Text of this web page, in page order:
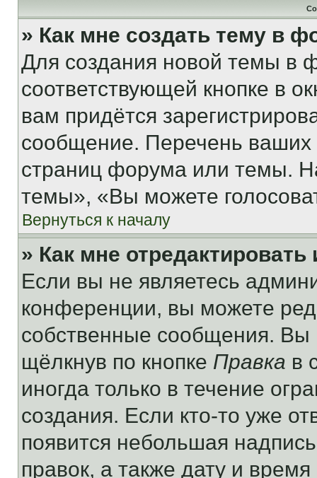
» Как мне создать тему в
Для создания новой темы в
соответствующей кнопке в
вам придётся
сообщение. Перечень ваших
страниц форума или темы.
темы», «Вы можете
Вернуться к началу
» Как мне
Если вы не являетесь
конференции, вы можете
собственные сообщения. Вы
щёлкнув по кнопке Правка в
иногда только в течение
создания. Если кто-то уже
появится небольшая
правок, а также дату и